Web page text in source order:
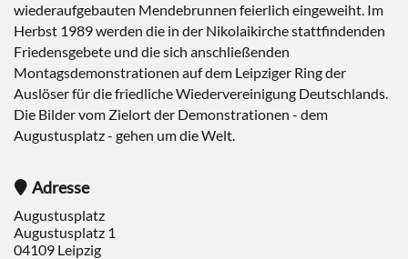
wiederaufgebauten Mendebrunnen feierlich eingeweiht. Im
Herbst 1989 werden die in der Nikolaikirche stattfindenden
Friedensgebete und die sich anschließenden
Montagsdemonstrationen auf dem Leipziger Ring der
Auslöser für die friedliche Wiedervereinigung Deutschlands.
Die Bilder vom Zielort der Demonstrationen - dem
Augustusplatz - gehen um die Welt.
Adresse
Augustusplatz
Augustusplatz 1
04109 Leipzig